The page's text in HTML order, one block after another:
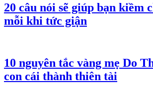
20 câu nói sẽ giúp bạn kiềm
mỗi khi tức giận
10 nguyên tắc vàng mẹ Do
con cái thành thiên tài